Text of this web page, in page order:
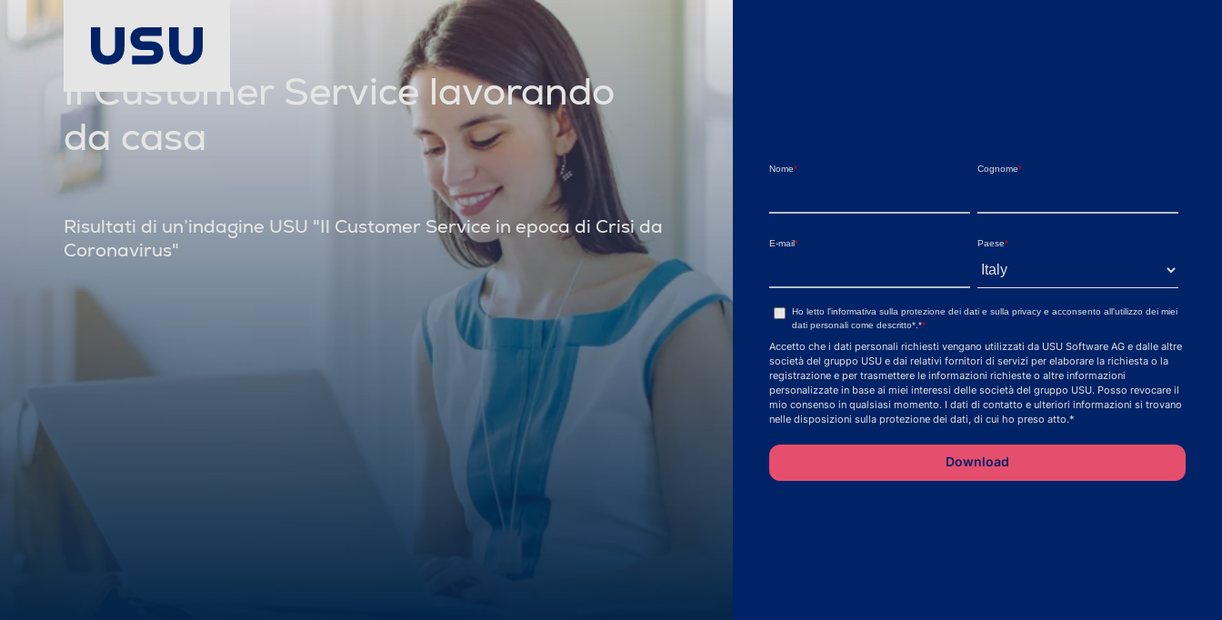
Il Customer Service lavorando
da casa
Risultati di un’indagine USU "Il Customer Service in epoca di Crisi da
Coronavirus"
Nome* Cognome*
E-mail* Paese*
Ho letto l'informativa sulla protezione dei dati e sulla privacy e acconsento all'utilizzo dei miei
dati personali come descritto*.**
Accetto che i dati personali richiesti vengano utilizzati da USU Software AG e dalle altre
società del gruppo USU e dai relativi fornitori di servizi per elaborare la richiesta o la
registrazione e per trasmettere le informazioni richieste o altre informazioni
personalizzate in base ai miei interessi delle società del gruppo USU. Posso revocare il
mio consenso in qualsiasi momento. I dati di contatto e ulteriori informazioni si trovano
nelle disposizioni sulla protezione dei dati, di cui ho preso atto.*